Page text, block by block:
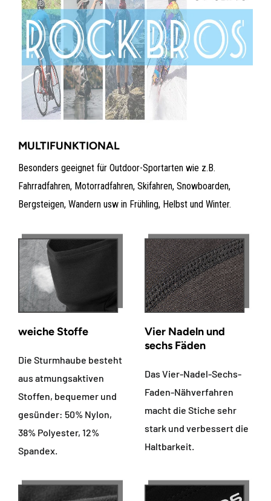
MULTIFUNKTIONAL
Besonders geeignet für Outdoor-Sportarten wie z.B.
Fahrradfahren, Motorradfahren, Skifahren, Snowboarden,
Bergsteigen, Wandern usw in Frühling, Helbst und Winter.
weiche Stoffe
Die Sturmhaube besteht
aus atmungsaktiven
Stoffen, bequemer und
gesünder: 50% Nylon,
38% Polyester, 12%
Spandex.
Vier Nadeln und
sechs Fäden
Das Vier-Nadel-Sechs-
Faden-Nähverfahren
macht die Stiche sehr
stark und verbessert die
Haltbarkeit.